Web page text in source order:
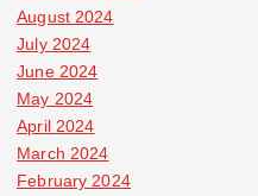
August 2024
July 2024
June 2024
May 2024
April 2024
March 2024
February 2024